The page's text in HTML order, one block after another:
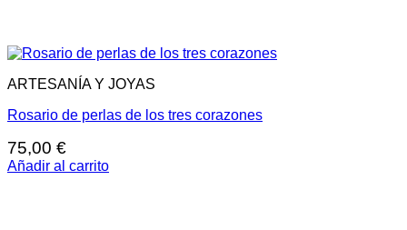
ARTESANÍA Y JOYAS
Rosario de perlas de los tres corazones
75,00 €
Añadir al carrito